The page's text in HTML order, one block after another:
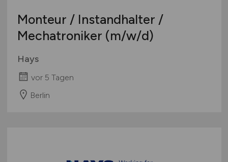
Monteur / Instandhalter /
Mechatroniker (m/w/d)
Hays
vor 5 Tagen
Berlin